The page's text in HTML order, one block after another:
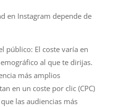
en Instagram depende de
público: El coste varía en
al que te dirijas.
más amplios
en un coste por clic (CPC)
las audiencias más